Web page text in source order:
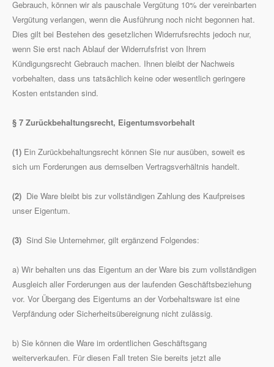
Gebrauch, können wir als pauschale Vergütung 10% der vereinbarten
Vergütung verlangen, wenn die Ausführung noch nicht begonnen hat.
Dies gilt bei Bestehen des gesetzlichen Widerrufsrechts jedoch nur,
wenn Sie erst nach Ablauf der Widerrufsfrist von Ihrem
Kündigungsrecht Gebrauch machen. Ihnen bleibt der Nachweis
vorbehalten, dass uns tatsächlich keine oder wesentlich geringere
Kosten entstanden sind.
§ 7 Zurückbehaltungsrecht, Eigentumsvorbehalt
(1) Ein Zurückbehaltungsrecht können Sie nur ausüben, soweit es
sich um Forderungen aus demselben Vertragsverhältnis handelt.
(2) Die Ware bleibt bis zur vollständigen Zahlung des Kaufpreises
unser Eigentum.
(3) Sind Sie Unternehmer, gilt ergänzend Folgendes:
a) Wir behalten uns das Eigentum an der Ware bis zum vollständigen
Ausgleich aller Forderungen aus der laufenden Geschäftsbeziehung
vor. Vor Übergang des Eigentums an der Vorbehaltsware ist eine
Verpfändung oder Sicherheitsübereignung nicht zulässig.
b) Sie können die Ware im ordentlichen Geschäftsgang
weiterverkaufen. Für diesen Fall treten Sie bereits jetzt alle